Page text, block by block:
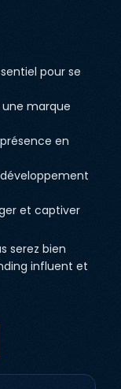
pour se
une marque
en
et captiver
serez bien
influent et